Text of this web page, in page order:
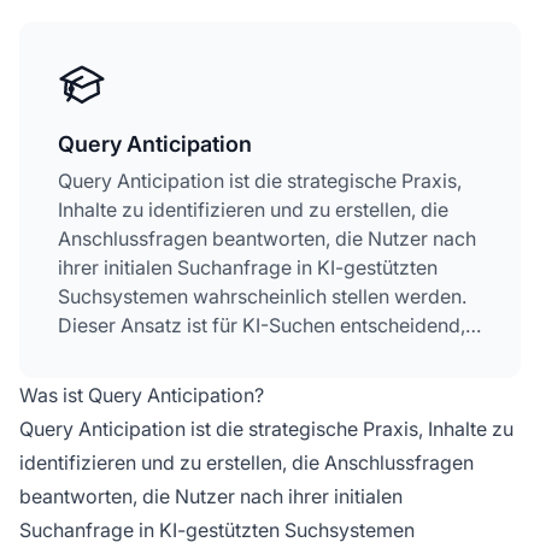
Query Anticipation
Query Anticipation ist die strategische Praxis,
Inhalte zu identifizieren und zu erstellen, die
Anschlussfragen beantworten, die Nutzer nach
ihrer initialen Suchanfrage in KI-gestützten
Suchsystemen wahrscheinlich stellen werden.
Dieser Ansatz ist für KI-Suchen entscheidend,
unmittelbare Frage beantworten – sie
antizipieren, was Nutzer als Nächstes wissen
möchten, und zeigen proaktiv relevante Inhalte
an.
Was ist Query Anticipation?
Query Anticipation ist die strategische Praxis, Inhalte zu
identifizieren und zu erstellen, die Anschlussfragen
beantworten, die Nutzer nach ihrer initialen
Suchanfrage in KI-gestützten Suchsystemen